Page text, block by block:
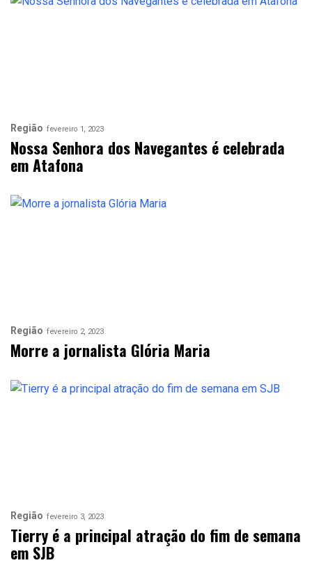
Região fevereiro 1, 2023
Nossa Senhora dos Navegantes é celebrada
em Atafona
Região fevereiro 2, 2023
Morre a jornalista Glória Maria
Região fevereiro 3, 2023
Tierry é a principal atração do fim de semana
em SJB